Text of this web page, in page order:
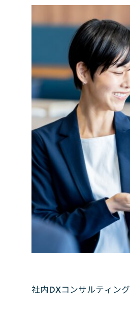
社内DXコンサルティング